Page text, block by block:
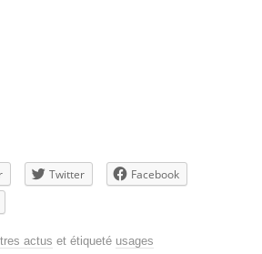
Twitter
Facebook
actus et étiqueté usages